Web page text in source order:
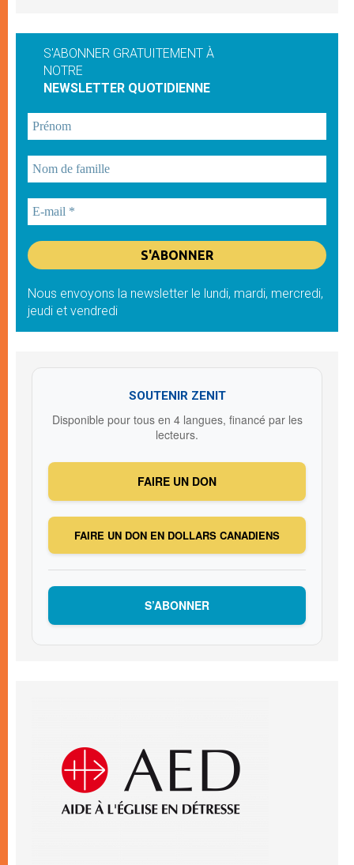
S'ABONNER GRATUITEMENT À
NOTRE
NEWSLETTER QUOTIDIENNE
Nous envoyons la newsletter le lundi, mardi, mercredi,
jeudi et vendredi
SOUTENIR ZENIT
Disponible pour tous en 4 langues, financé par les
lecteurs.
FAIRE UN DON
FAIRE UN DON EN DOLLARS CANADIENS
S’ABONNER